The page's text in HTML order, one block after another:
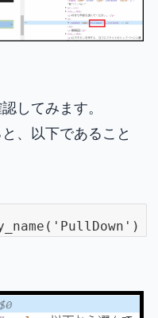
してみます。
、以下であること